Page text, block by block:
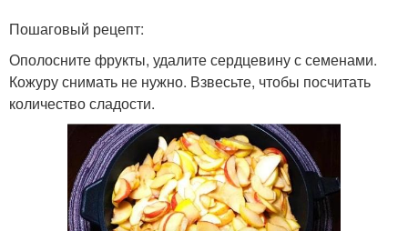
Пошаговый рецепт:
Ополосните фрукты, удалите сердцевину с семенами.
Кожуру снимать не нужно. Взвесьте, чтобы посчитать
количество сладости.